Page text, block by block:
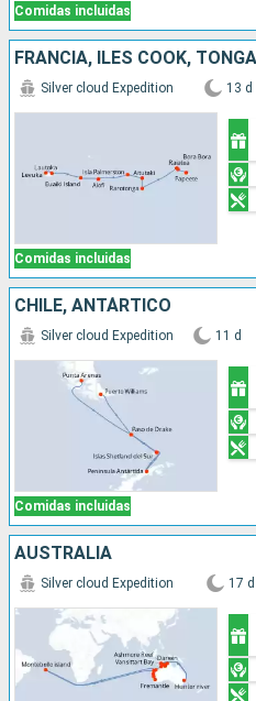
Comidas incluidas
Comidas incluidas
Silver cloud Expedition 13 d
CHILE, ANTÁRTICO
Comidas incluidas
Silver cloud Expedition 11 d
AUSTRALIA
Silver cloud Expedition 17 d